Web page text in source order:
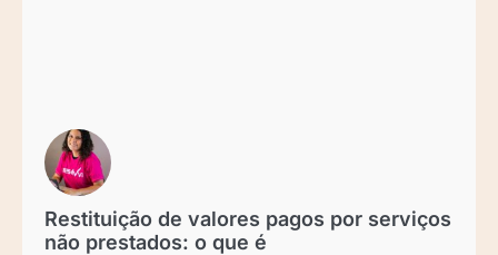
Restituição de valores pagos por serviços
não prestados: o que é